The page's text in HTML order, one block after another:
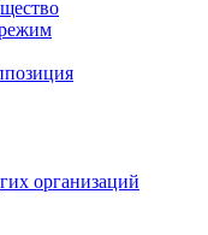
организаций